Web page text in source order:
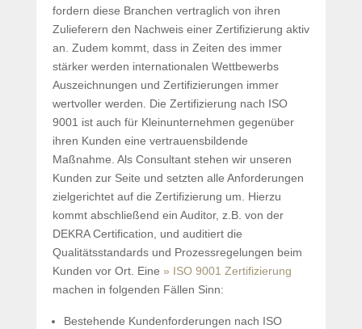
fordern diese Branchen vertraglich von ihren
Zulieferern den Nachweis einer Zertifizierung aktiv
an. Zudem kommt, dass in Zeiten des immer
stärker werden internationalen Wettbewerbs
Auszeichnungen und Zertifizierungen immer
wertvoller werden. Die Zertifizierung nach ISO
9001 ist auch für Kleinunternehmen gegenüber
ihren Kunden eine vertrauensbildende
Maßnahme. Als Consultant stehen wir unseren
Kunden zur Seite und setzten alle Anforderungen
zielgerichtet auf die Zertifizierung um. Hierzu
kommt abschließend ein Auditor, z.B. von der
DEKRA Certification, und auditiert die
Qualitätsstandards und Prozessregelungen beim
Kunden vor Ort. Eine » ISO 9001 Zertifizierung
machen in folgenden Fällen Sinn:
Bestehende Kundenforderungen nach ISO